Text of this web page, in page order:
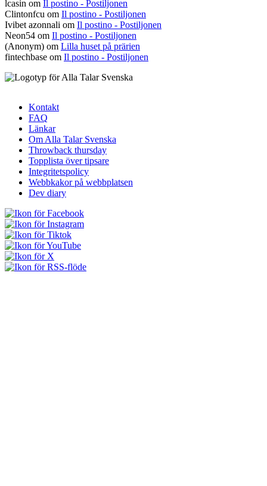
lcasin om Il postino - Postiljonen
Clintonfcu om Il postino - Postiljonen
Ivibet azonnali om Il postino - Postiljonen
Neon54 om Il postino - Postiljonen
(Anonym) om Lilla huset på prärien
fintechbase om Il postino - Postiljonen
Sidfotsmeny
Kontakt
FAQ
Länkar
Om Alla Talar Svenska
Throwback thursday
Topplista över tipsare
Integritetspolicy
Webbkakor på webbplatsen
Dev diary